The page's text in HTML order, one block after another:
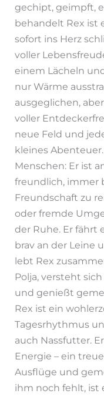
gechipt, geimpft,
behandelt Rex ist
sofort ins Herz
voller
einem Lächeln
nur Wärme
ausgeglichen,
voller
neue Feld und
kleines
Menschen: Er ist
freundlich, immer
Freundschaft zu
oder fremde
der Ruhe. Er
brav an der Leine
lebt Rex
Polja, versteht
und genießt
Rex ist ein
Tagesrhythmus
auch Nassfutter.
Energie – ein
Ausflüge und
ihm noch fehlt, ist